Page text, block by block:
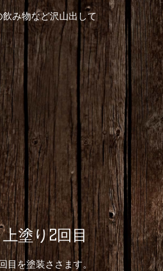
み物など沢山出して
塗り2回目
目を塗装ささます。